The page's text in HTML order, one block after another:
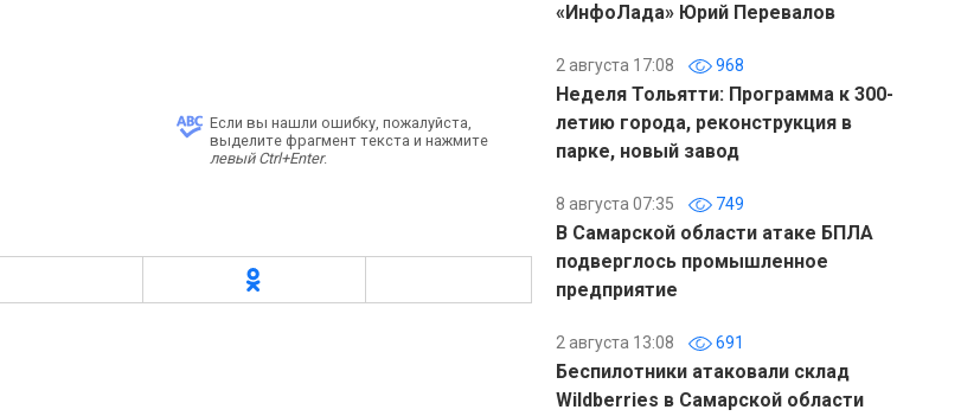
Если вы нашли ошибку, пожалуйста,
выделите фрагмент текста и нажмите
левый Ctrl+Enter.
«ИнфоЛада» Юрий Перевалов
2 августа 17:08 968
Неделя Тольятти: Программа к 300-
летию города, реконструкция в
парке, новый завод
8 августа 07:35 749
В Самарской области атаке БПЛА
подверглось промышленное
предприятие
2 августа 13:08 691
Беспилотники атаковали склад
Wildberries в Самарской области